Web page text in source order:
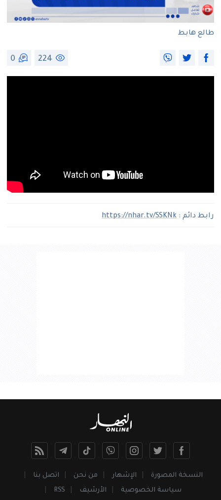
طالع هابط
224
0
رابط دائم : https://nhar.tv/SSKNk
النسخة المصورة الإشهار من نحن
اتصل بنا
سياسة الخصوصية
الأرشيف RSS